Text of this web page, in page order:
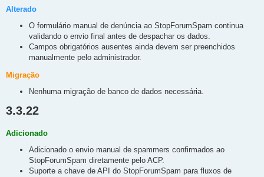
Alterado
O formulário manual de denúncia ao StopForumSpam continua
validando o envio final antes de despachar os dados.
Campos obrigatórios ausentes ainda devem ser preenchidos
manualmente pelo administrador.
Migração
Nenhuma migração de banco de dados necessária.
3.3.22
Adicionado
Adicionado o envio manual de spammers confirmados ao
StopForumSpam diretamente pelo ACP.
Suporte a chave de API do StopForumSpam para fluxos de